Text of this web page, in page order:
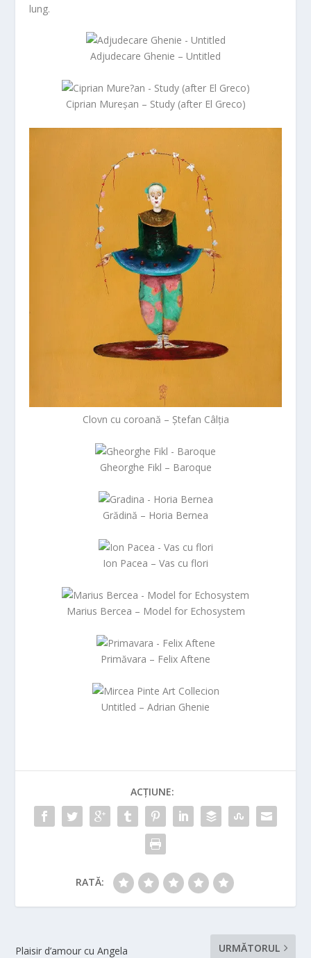
lung.
Adjudecare Ghenie – Untitled
Ciprian Mureșan – Study (after El Greco)
Clovn cu coroană – Ștefan Câlția
Gheorghe Fikl – Baroque
Grădină – Horia Bernea
Ion Pacea – Vas cu flori
Marius Bercea – Model for Echosystem
Primăvara – Felix Aftene
Untitled – Adrian Ghenie
ACȚIUNE:
RATĂ:
Plaisir d’amour cu Angela
URMĂTORUL